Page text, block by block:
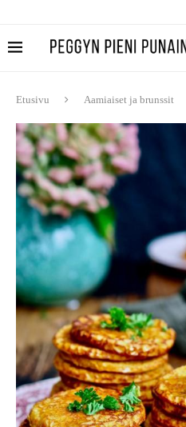
Etusivu Aamiaiset ja brunssit